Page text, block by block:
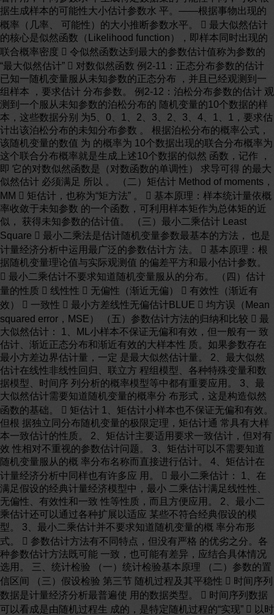
据生成样本的可能性大小估计参数水 平。——根据事物出现的
概率（几率、 可能性）的大小推断参数水平。  最大似然估计
的核心是似然函数（Likelihood function），即样本同时出现的
联合概率密度  令似然函数达到最大的参数估计值称为参数的
“最大似然估计”  对数似然函数 例2-11：正态分布参数的估计
已知一随机变量服从未知参数的正态分布 ，并且已经观测到一
组样本 ，要求估计 分布参数。 例2-12：泊松分布参数的估计 观
测到一个服从未知参数的泊松分布的 随机变量的10个数据的样
本，这些数据分别 为5、0、1、2、3、2、3、4、1、1，要求估
计出该泊松分布的未知分布参数 。 根据泊松分布的概率公式，
该随机变量的数值 为 的概率为 10个数据出现的联合分布概率为
这个联合分布概率就是生成上述10个数据的似然 函数，记作 ，
即 它的对数似然函数是（对数函数的单调性） 求导可得 的最大
似然估计 必须满足 所以 。 （二）矩估计 Method of moments，
MM  矩估计，也称为“矩方法” 。  基本原理：样本统计量依概
率收敛于未知参数 的一个函数，可利用样本矩作为总体矩的近
似， 获得未知参数的估计值。 （三）最小二乘估计 Least
Square  最小二乘法是估计随机变量参数最基本的方法， 也是
计量经济分析中运用最广泛的参数估计方 法。  基本原理：根
据随机变量理论值与实际观测值 的偏差平方和最小估计参数。
 最小二乘估计不要求知道随机变量服从的分布。 （四）估计
量的性质  线性性  无偏性（渐近无偏）  有效性（渐近有
效）  一致性  最小方差线性无偏估计BLUE  均方误（Mean
squared error，MSE） （五）参数估计方法的归纳和比较  最
大似然估计： 1、ML小样本不保证无偏和有效，但一般有一 致
估计、渐近正态分布和渐近有效的大样本性 质。如果参数存在
最小方差边界估计量，一定 是最大似然估计量。 2、最大似然
估计在线性非线性回归、联立方 程组模型、各种特殊变量和数
据模型、时间序 列分析的概率模型等中都有重要应用。 3、最
大似然估计需要知道随机变量的概率分 布形式，这是构造似然
函数的基础。  矩估计 1、矩估计小样本也不保证无偏和有效。
但根 据独立同分布随机变量的极限定理，矩估计通 常具有大样
本一致估计的性质。 2、矩估计主要适用要求一致估计，但对有
效 性相对不重视的参数估计问题。 3、矩估计可以不需要知道
随机变量服从的概 率分布名称而直接进行估计。 4、矩估计在
计量经济分析中同样也有许多应 用。  最小二乘估计： 1、在
满足假设的经典计量经济模型中，最小 二乘估计满足线性性、
无偏性、有效性和一致 性等性质，而且方便应用。 2、最小二
乘估计还可以通过各种扩展以适应 某些不符合经典假设的模
型。 3、最小二乘估计并不要求知道随机变量的概 率分布形
式。  参数估计方法有不同特点，但没有严格 的优劣之分。各
种参数估计方法既可能 一致，也可能有差异，应结合具体情况
选用。 三、统计检验 （一）统计检验基本原理 （二）参数的置
信区间 （三）假设检验 第三节 随机过程及其平稳性  时间序列
数据是计量经济分析最普遍使 用的数据类型。  时间序列数据
可以看成是由随机过程生 成的，是特定随机过程的“实现”  以时